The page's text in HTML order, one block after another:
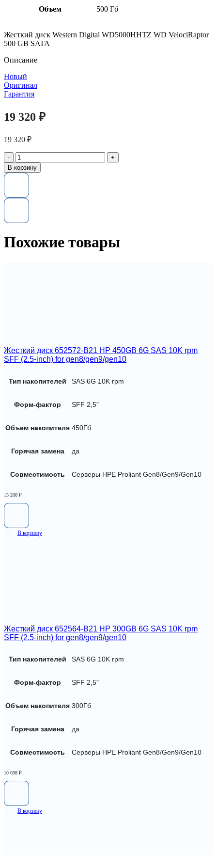
Объем 500 Гб
Жесткий диск Western Digital WD5000HHTZ WD VelociRaptor
500 GB SATA
Описание
Новый
Оригинал
Гарантия
19 320 ₽
19 320 ₽
Количество
товара
Жесткий
Digital
VelociRaptor
GB
В корзину
Похожие товары
Жесткий диск 652572-B21 HP 450GB 6G SAS 10K rpm
SFF (2.5-inch) for gen8/gen9/gen10
Тип накопителей SAS 6G 10K rpm
Форм-фактор SFF 2,5"
Объем накопителя 450Гб
Горячая замена да
Совместимость Серверы HPE Proliant Gen8/Gen9/Gen10
13 200 ₽
В корзину
Жесткий диск 652564-B21 HP 300GB 6G SAS 10K rpm
SFF (2.5-inch) for gen8/gen9/gen10
Тип накопителей SAS 6G 10K rpm
Форм-фактор SFF 2,5"
Объем накопителя 300Гб
Горячая замена да
Совместимость Серверы HPE Proliant Gen8/Gen9/Gen10
10 698 ₽
В корзину